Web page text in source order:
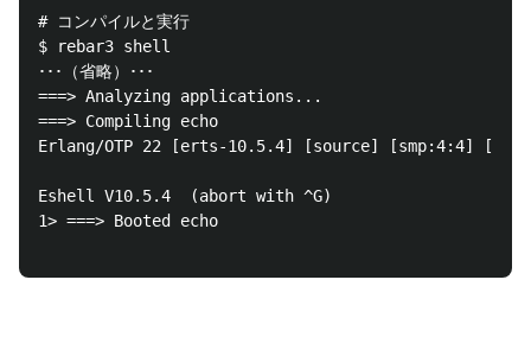
# コンパイルと実行
$ rebar3 shell
･･･（省略）･･･
===> Analyzing applications...
===> Compiling echo
Erlang/OTP 22 [erts-10.5.4] [source] [smp:4:4]
Eshell V10.5.4  (abort with ^G)
1> ===> Booted echo